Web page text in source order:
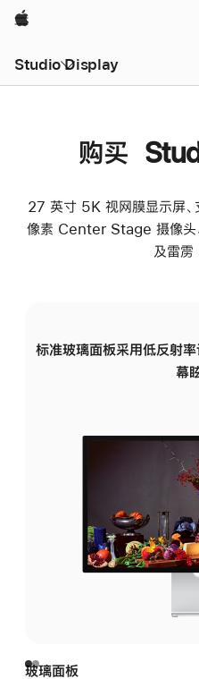
Apple
Studio Display
购买
27 英寸 5K 视网膜显示屏
像素 Center Stage 摄像头
及雷雳
标准玻璃面板采用低反射
幕
玻璃面板